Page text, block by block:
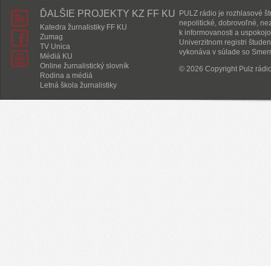
ĎALŠIE PROJEKTY KZ FF KU
Katedra žurnalistiky FF KU
Zumag
TV Unica
Médiá KU
Online žurnalistický slovník
Rodina a médiá
Letná škola žurnalistiky
PULZ rádio je rozhlasové
nepolitické, dobrovoľné,
k informovanosti a
Univerzitnom registri
vykonáva v súlade so
© 2026 Copyright Pulz